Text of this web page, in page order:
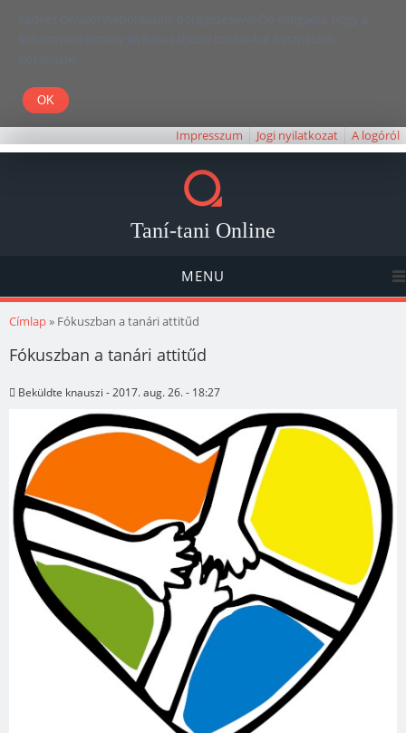
Kedves Olvasó! Weboldalunk böngészésével Ön elfogadja, hogy a
felhasználói élmény javítása céljából cookie-kat használunk.
Köszönjük!
Impresszum Jogi nyilatkozat A logóról
Taní-tani Online
MENU
Jelenlegi hely
Címlap» Fókuszban a tanári attitűd
Fókuszban a tanári attitűd
Beküldte knauszi - 2017. aug. 26. - 18:27